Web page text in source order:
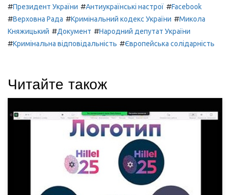
#Президент України #Антиукраїнські настрої #Facebook
#Верховна Рада #Кримінальний кодекс України #Микола
Княжицький #Документ #Народний депутат України
#Кримінальна відповідальність #Європейська солідарність
Читайте також